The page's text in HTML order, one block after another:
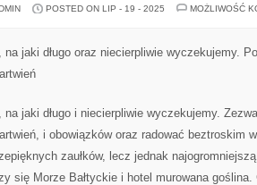
POSTED ON LIP - 19 - 2025
MOŻLIWOŚĆ
jaki długo oraz niecierpliwie wyczekujemy.
jaki długo i niecierpliwie wyczekujemy.
i obowiązków oraz radować beztroskim
zaułków, lecz jednak
się Morze Bałtyckie i hotel murowana